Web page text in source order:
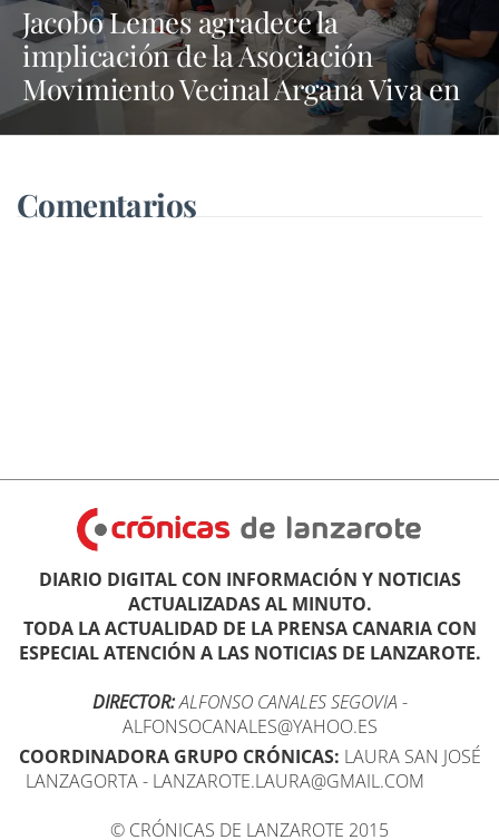
Jacobo Lemes agradece la
implicación de la Asociación
Movimiento Vecinal Argana Viva en
la lucha contra los vertidos incívicos
Comentarios
DIARIO DIGITAL CON INFORMACIÓN Y NOTICIAS
ACTUALIZADAS AL MINUTO.
TODA LA ACTUALIDAD DE LA PRENSA CANARIA CON
ESPECIAL ATENCIÓN A LAS NOTICIAS DE LANZAROTE.
DIRECTOR:ALFONSO CANALES SEGOVIA -
ALFONSOCANALES@YAHOO.ES
COORDINADORA GRUPO CRÓNICAS: LAURA SAN JOSÉ
LANZAGORTA - LANZAROTE.LAURA@GMAIL.COM
© CRÓNICAS DE LANZAROTE 2015